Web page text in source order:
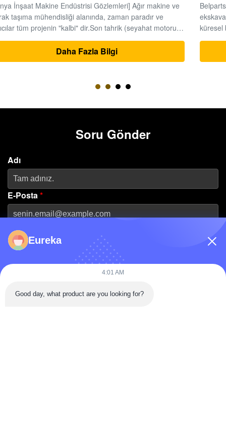
Belparts Machinery Limited, yüksek performanslı hidrolik
ekskavatör parçaları konusunda uzmanlaşmış önde gelen
küresel bir tedarikçidir. 2013 yılında kurulan ve
Guangzhou'nun önde gelen makine merkezinde bulunan
şirket, dünya çapında ağır ekipman çözümleri için güvenilir bir
ortak olarak itibarını ...
Daha Fazla Bilgi
Soru Gönder
Adı
E-Posta*
Telefon Numarası
Firma Adı
Eureka
4:01 AM
Good day, what product are you looking for?